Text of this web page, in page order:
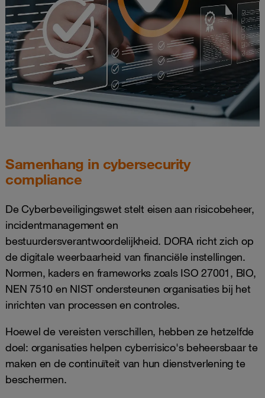
Samenhang in cybersecurity
compliance
De Cyberbeveiligingswet stelt eisen aan risicobeheer,
incidentmanagement en
bestuurdersverantwoordelijkheid. DORA richt zich op
de digitale weerbaarheid van financiële instellingen.
Normen, kaders en frameworks zoals ISO 27001, BIO,
NEN 7510 en NIST ondersteunen organisaties bij het
inrichten van processen en controles.
Hoewel de vereisten verschillen, hebben ze hetzelfde
doel: organisaties helpen cyberrisico's beheersbaar te
maken en de continuïteit van hun dienstverlening te
beschermen.